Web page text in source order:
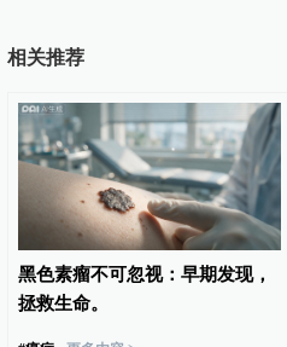
相关推荐
黑色素瘤不可忽视：早期发现，
拯救生命。